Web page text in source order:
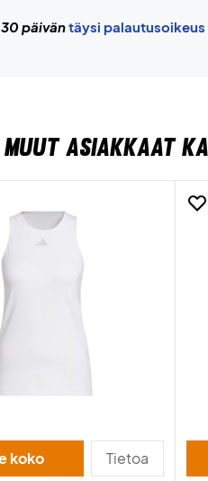
30 päiväntäysi palautusoikeus
MUUT ASIAKKAAT
Valitse koko Tietoa